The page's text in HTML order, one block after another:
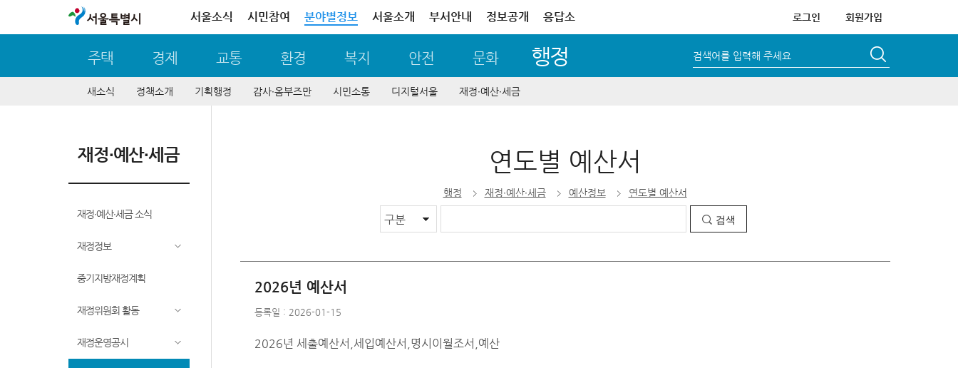
서울특별시 서울소식 시민참여 분야별정보 서울소개 부서안내 정보공개 응답소 로그인 회원가입
주택 경제 교통 환경 복지 안전 문화 행정 검색어를 입력해 주세요
새소식 정책소개 기획행정 감사∙옴부즈만 시민소통 디지털서울 재정∙예산∙세금
재정∙예산∙세금
재정∙예산∙세금 소식
재정정보
중기지방재정계획
재정위원회 활동
재정운영공시
연도별 예산서
행정 재정∙예산∙세금 예산정보 연도별 예산서
검색
2026년 예산서
등록일 : 2026-01-15
2026년 세출예산서,세입예산서,명시이월조서,예산